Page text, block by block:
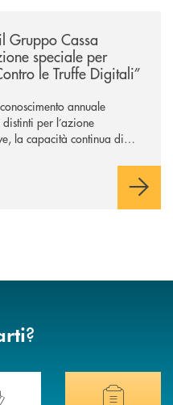
Gruppo Cassa
speciale per
le Truffe Digitali”
annuale
per l’azione
la capacità continua di
velocità e complessità
?
di Banca di Caraglio.
di assistenza immediata?
Hai bisogno di